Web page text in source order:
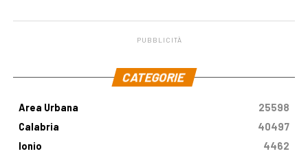
PUBBLICITÀ
CATEGORIE
Area Urbana
25598
Calabria
40497
Ionio
4462